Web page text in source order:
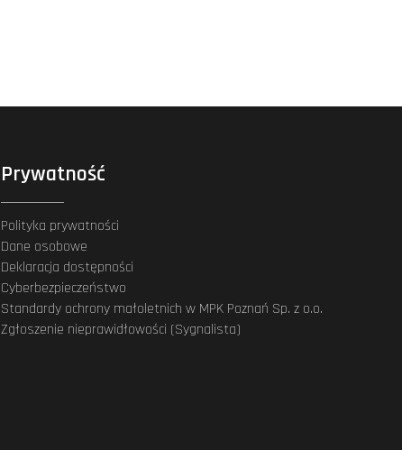
Prywatność
Polityka prywatności
Dane osobowe
Deklaracja dostępności
Cyberbezpieczeństwo
Standardy ochrony małoletnich w MPK Poznań Sp. z o.o.
Zgłoszenie nieprawidłowości (Sygnalista)